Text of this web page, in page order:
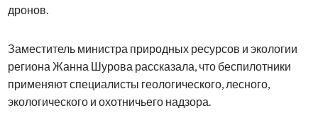
дронов.
Заместитель министра природных ресурсов и экологии
региона Жанна Шурова рассказала, что беспилотники
применяют специалисты геологического, лесного,
экологического и охотничьего надзора.